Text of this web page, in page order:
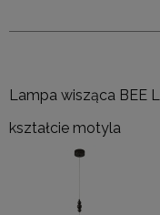
Lampa wisząca BEE
kształcie motyla